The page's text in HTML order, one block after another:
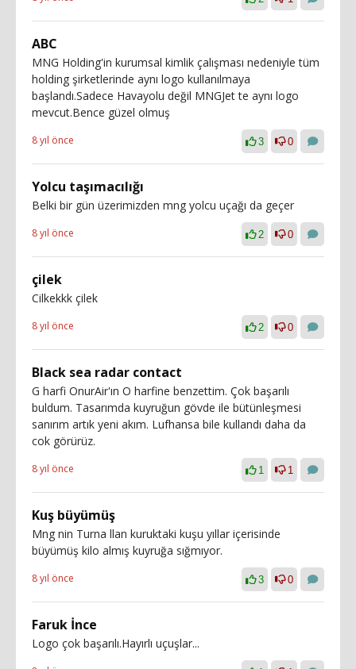
ABC
MNG Holding'in kurumsal kimlik çalışması nedeniyle tüm
holding şirketlerinde aynı logo kullanılmaya
başlandı.Sadece Havayolu değil MNGJet te aynı logo
mevcut.Bence güzel olmuş
8 yıl önce 3 0
Yolcu taşımacılığı
Belki bir gün üzerimizden mng yolcu uçağı da geçer
8 yıl önce 2 0
çilek
Cilkekkk çilek
8 yıl önce 2 0
Black sea radar contact
G harfi OnurAir'ın O harfine benzettim. Çok başarılı
buldum. Tasarımda kuyruğun gövde ile bütünleşmesi
sanırım artık yeni akım. Lufhansa bile kullandı daha da
cok görürüz.
8 yıl önce 1 1
Kuş büyümüş
Mng nin Turna llan kuruktaki kuşu yıllar içerisinde
büyümüş kilo almış kuyruğa sığmıyor.
8 yıl önce 3 0
Faruk İnce
Logo çok başarılı.Hayırlı uçuşlar...